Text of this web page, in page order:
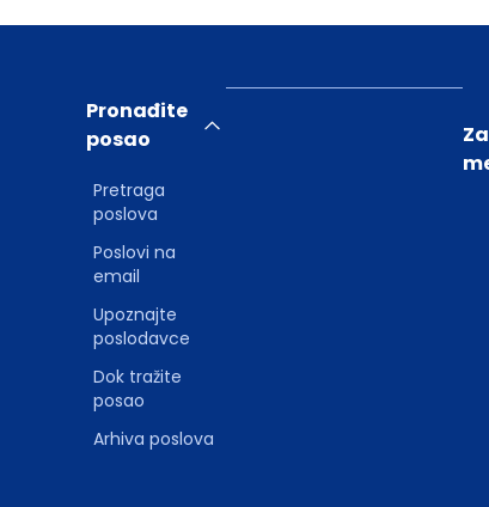
Pronađite
posao
Pretraga
poslova
Poslovi na
email
Upoznajte
poslodavce
Dok tražite
posao
Arhiva poslova
Za